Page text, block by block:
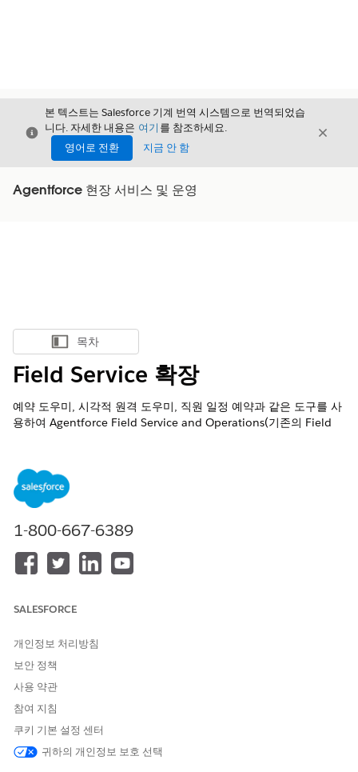
닫기
본 텍스트는 Salesforce 기계 번역 시스템으로 번역되었습
니다. 자세한 내용은 여기 를 참조하세요.
영어로 전환
지금 안 함
닫기
Agentforce 현장 서비스 및 운영
목차 표시
목차
Field Service 확장
예약 도우미, 시각적 원격 도우미, 직원 일정 예약과 같은 도구를 사
용하여 Agentforce Field Service and Operations(기존의 Field
지원 제품: Salesforce Classic(일부 조직에서 사용할 수 없음) 및
키지 및 모바일 앱은Enterprise
Edition에서 사용할 수 있습니다.
노트Field Service는 이제 Agentforce Field Service 및 운영입
니다. 경우에 따라 Field Service를 사용하여 Salesforce 응용 프
로그램 및 문서에서 이 제품 영역을 참조합니다.
Field Service 예약 지원 설정
1-800-667-6389
SALESFORCE
개인정보 처리방침
보안 정책
사용 약관
참여 지침
쿠키 기본 설정 센터
귀하의 개인정보 보호 선택